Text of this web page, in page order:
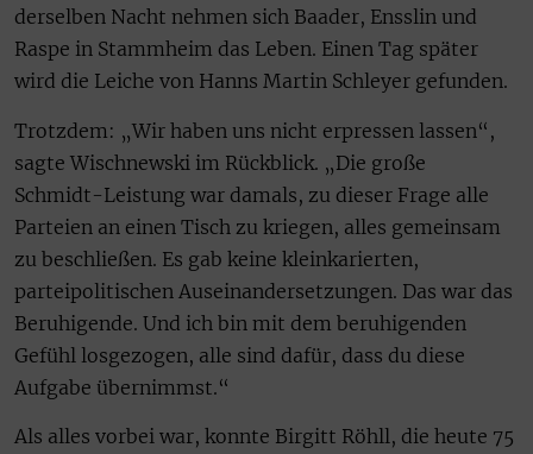
derselben Nacht nehmen sich Baader, Ensslin und
Raspe in Stammheim das Leben. Einen Tag später
wird die Leiche von Hanns Martin Schleyer gefunden.
Trotzdem: „Wir haben uns nicht erpressen lassen“,
sagte Wischnewski im Rückblick. „Die große
Schmidt-Leistung war damals, zu dieser Frage alle
Parteien an einen Tisch zu kriegen, alles gemeinsam
zu beschließen. Es gab keine kleinkarierten,
parteipolitischen Auseinandersetzungen. Das war das
Beruhigende. Und ich bin mit dem beruhigenden
Gefühl losgezogen, alle sind dafür, dass du diese
Aufgabe übernimmst.“
Als alles vorbei war, konnte Birgitt Röhll, die heute 75